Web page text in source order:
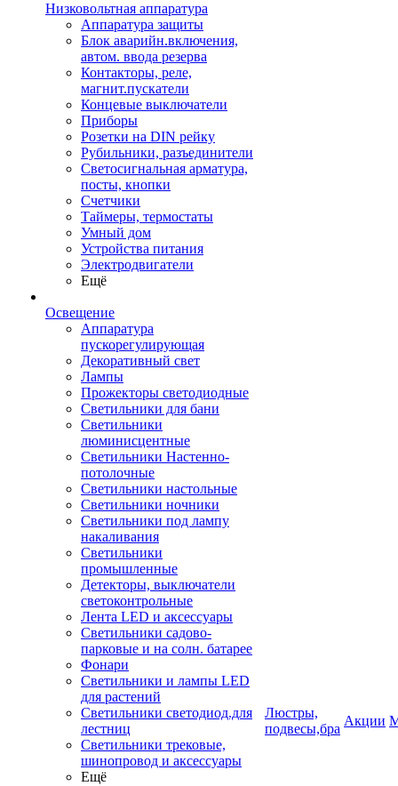
Низковольтная аппаратура
Аппаратура защиты
Блок аварийн.включения,
автом. ввода резерва
Контакторы, реле,
магнит.пускатели
Концевые выключатели
Приборы
Розетки на DIN рейку
Рубильники, разъединители
Светосигнальная арматура,
посты, кнопки
Счетчики
Таймеры, термостаты
Умный дом
Устройства питания
Электродвигатели
Ещё
Освещение
Аппаратура
пускорегулирующая
Декоративный свет
Лампы
Прожекторы светодиодные
Светильники для бани
Светильники
люминисцентные
Светильники Настенно-
потолочные
Светильники настольные
Светильники ночники
Светильники под лампу
накаливания
Светильники
промышленные
Детекторы, выключатели
светоконтрольные
Лента LED и аксессуары
Светильники садово-
парковые и на солн. батарее
Фонари
Светильники и лампы LED
для растений
Светильники светодиод.для
лестниц
Светильники трековые,
шинопровод и аксессуары
Ещё
Люстры,
подвесы,бра
Акции